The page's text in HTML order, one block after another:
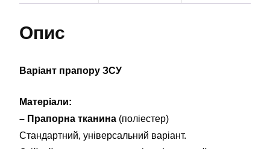
Опис
Варіант прапору ЗСУ
Матеріали:
– Прапорна тканина (поліестер)
Стандартний, універсальний варіант.